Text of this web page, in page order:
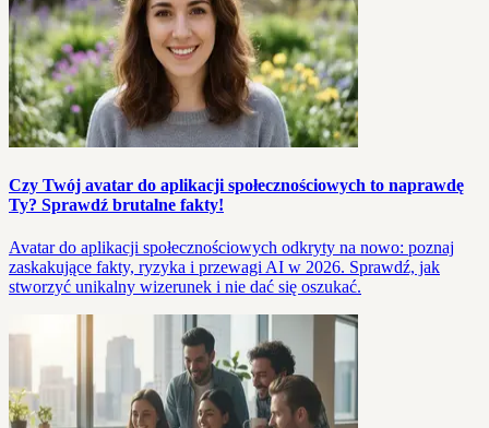
Czy Twój avatar do aplikacji społecznościowych to naprawdę
Ty? Sprawdź brutalne fakty!
Avatar do aplikacji społecznościowych odkryty na nowo: poznaj
zaskakujące fakty, ryzyka i przewagi AI w 2026. Sprawdź, jak
stworzyć unikalny wizerunek i nie dać się oszukać.